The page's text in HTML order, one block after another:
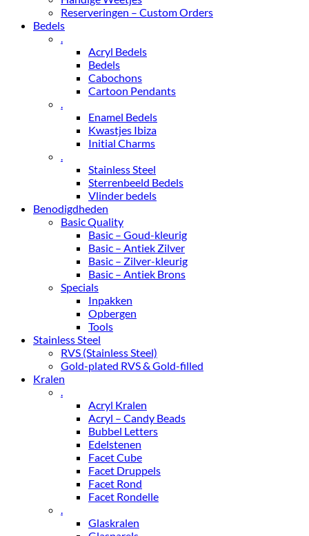
Reserveringen – Custom Orders
Bedels
.
Acryl Bedels
Bedels
Cabochons
Cartoon Pendants
.
Enamel Bedels
Kwastjes Ibiza
Initial Charms
.
Stainless Steel
Sterrenbeeld Bedels
Vlinder bedels
Benodigdheden
Basic Quality
Basic – Goud-kleurig
Basic – Antiek Zilver
Basic – Zilver-kleurig
Basic – Antiek Brons
Specials
Inpakken
Opbergen
Tools
Stainless Steel
RVS (Stainless Steel)
Gold-plated RVS & Gold-filled
Kralen
.
Acryl Kralen
Acryl – Candy Beads
Bubbel Letters
Edelstenen
Facet Cube
Facet Druppels
Facet Rond
Facet Rondelle
.
Glaskralen